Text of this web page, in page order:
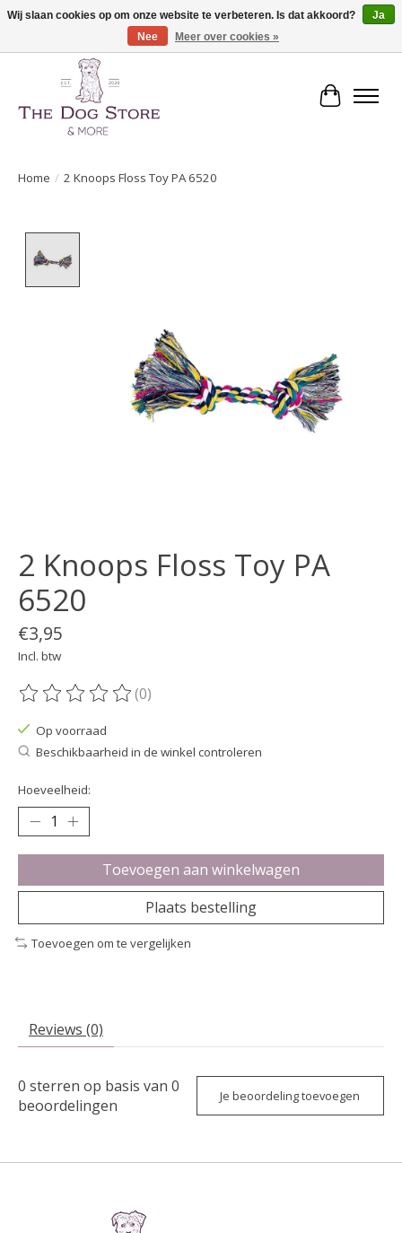
De speciaalzaak in hondenartikelen en meer!
Home / 2 Knoops Floss Toy PA 6520
2 Knoops Floss Toy PA
6520
€3,95
Incl. btw
De beoordeling van dit product is
(0)
Op voorraad
Beschikbaarheid in de winkel controleren
Hoeveelheid:
Toevoegen aan winkelwagen
Plaats bestelling
Toevoegen om te vergelijken
Reviews (0)
0 sterren op basis van 0
beoordelingen
Je beoordeling toevoegen
Wij slaan cookies op om onze website te verbeteren. Is dat akkoord?
Ja
Nee
Meer over cookies »